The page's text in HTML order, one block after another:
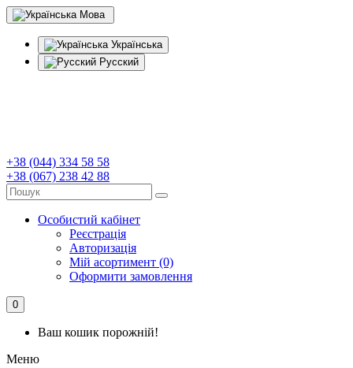
Мова
Українська
Русский
+38 (044) 334 58 58
+38 (067) 238 42 88
Особистий кабінет
Реєстрація
Авторизація
Мій асортимент (0)
Оформити замовлення
0
Ваш кошик порожній!
Меню